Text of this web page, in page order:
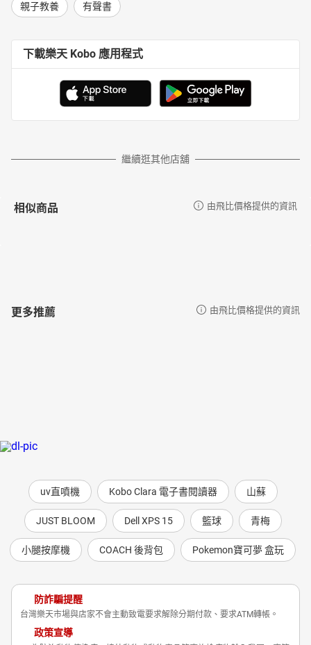
親子教養 有聲書
下載樂天 Kobo 應用程式
繼續逛其他店舖
相似商品 由飛比價格提供的資訊
更多推薦 由飛比價格提供的資訊
uv直噴機 Kobo Clara 電子書閱讀器 山蘇
JUST BLOOM Dell XPS 15 籃球 青梅
小腿按摩機 COACH 後背包 Pokemon寶可夢 盒玩
防詐騙提醒
台灣樂天市場與店家不會主動致電要求解除分期付款、要求ATM轉帳。
政策宣導